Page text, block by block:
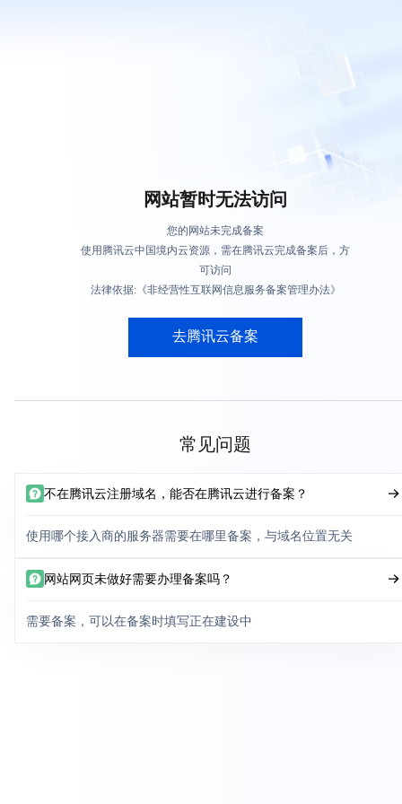
网站暂时无法访问
您的网站未完成备案
使用腾讯云中国境内云资源，需在腾讯云完成备案后，方
可访问
法律依据:《非经营性互联网信息服务备案管理办法》
去腾讯云备案
常见问题
不在腾讯云注册域名，能否在腾讯云进行备案？
使用哪个接入商的服务器需要在哪里备案，与域名位置无关
网站网页未做好需要办理备案吗？
需要备案，可以在备案时填写正在建设中